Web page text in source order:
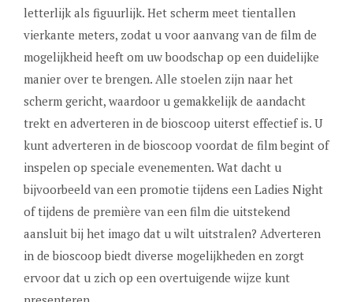
letterlijk als figuurlijk. Het scherm meet tientallen
vierkante meters, zodat u voor aanvang van de film de
mogelijkheid heeft om uw boodschap op een duidelijke
manier over te brengen. Alle stoelen zijn naar het
scherm gericht, waardoor u gemakkelijk de aandacht
trekt en adverteren in de bioscoop uiterst effectief is. U
kunt adverteren in de bioscoop voordat de film begint of
inspelen op speciale evenementen. Wat dacht u
bijvoorbeeld van een promotie tijdens een Ladies Night
of tijdens de première van een film die uitstekend
aansluit bij het imago dat u wilt uitstralen? Adverteren
in de bioscoop biedt diverse mogelijkheden en zorgt
ervoor dat u zich op een overtuigende wijze kunt